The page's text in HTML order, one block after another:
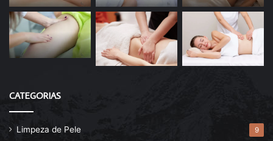
CATEGORIAS
Limpeza de Pele 9